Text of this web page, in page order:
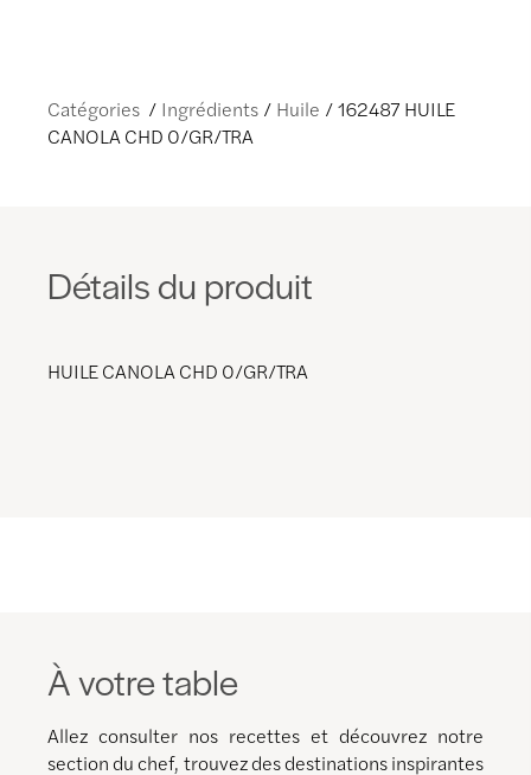
Catégories Ingrédients Huile
162487 HUILE
CANOLA CHD 0/GR/TRA
Détails du produit
HUILE CANOLA CHD 0/GR/TRA
À votre table
Allez consulter nos recettes et découvrez notre
section du chef, trouvez des destinations inspirantes